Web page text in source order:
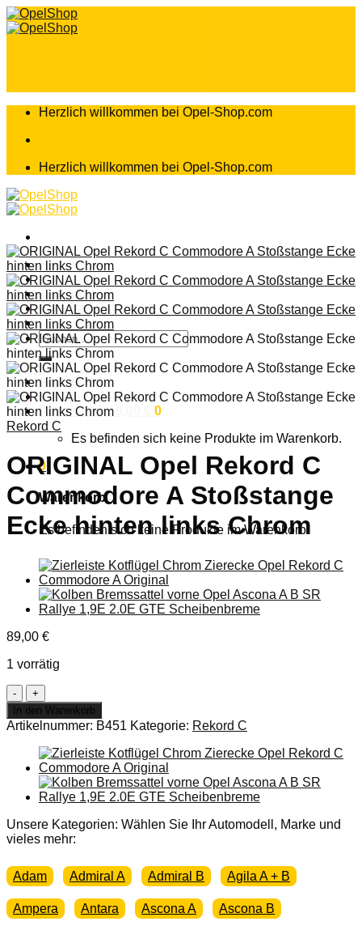
Zum
Inhalt
Herzlich willkommen bei Opel-Shop.com
Herzlich willkommen bei Opel-Shop.com
Home
Shop
Teileanfrage
Teileliste
Suchen
nach:
Anmelden
Warenkorb /
0
Es befinden sich keine Produkte im Warenkorb.
0
Warenkorb
Es befinden sich keine Produkte im Warenkorb.
Rekord C
ORIGINAL Opel Rekord C
Commodore A Stoßstange
Ecke hinten links Chrom
89,00 €
1 vorrätig
ORIGINAL
Opel
Rekord
C
Commodore
A
Stoßstange
Ecke
hinten
links
Chrom
In den Warenkorb
Artikelnummer: B451 Kategorie: Rekord C
Unsere Kategorien: Wählen Sie Ihr Automodell, Marke und
vieles mehr:
Adam Admiral A Admiral B Agila A + B
Ampera Antara Ascona A Ascona B